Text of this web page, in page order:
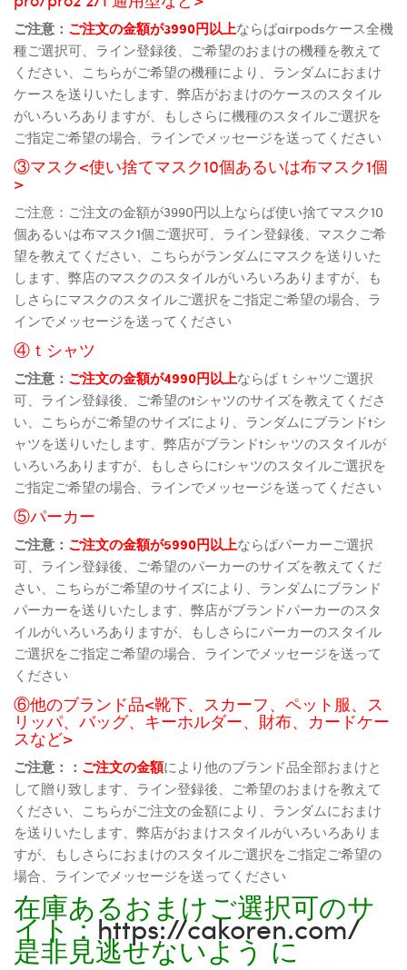
ご注意： ご注文の金額が3990円以上ならばairpodsケース全機
種ご選択可、ライン登録後、ご希望のおまけの機種を教えて
ください、こちらがご希望の機種により、ランダムにおまけ
ケースを送りいたします、弊店がおまけのケースのスタイル
がいろいろありますが、もしさらに機種のスタイルご選択を
ご指定ご希望の場合、ラインでメッセージを送ってください
③マスク<使い捨てマスク10個あるいは布マスク1個
>
ご注意：ご注文の金額が3990円以上ならば使い捨てマスク10
個あるいは布マスク1個ご選択可、ライン登録後、マスクご希
望を教えてください、こちらがランダムにマスクを送りいた
します、弊店のマスクのスタイルがいろいろありますが、も
しさらにマスクのスタイルご選択をご指定ご希望の場合、ラ
インでメッセージを送ってください
④ｔシャツ
ご注意： ご注文の金額が4990円以上ならばｔシャツご選択
可、ライン登録後、ご希望のtシャツのサイズを教えてくださ
い、こちらがご希望のサイズにより、ランダムにブランドtシ
ャツを送りいたします、弊店がブランドtシャツのスタイルが
いろいろありますが、もしさらにtシャツのスタイルご選択を
ご指定ご希望の場合、ラインでメッセージを送ってください
⑤パーカー
ご注意： ご注文の金額が5990円以上ならばパーカーご選択
可、ライン登録後、ご希望のパーカーのサイズを教えてくだ
さい、こちらがご希望のサイズにより、ランダムにブランド
パーカーを送りいたします、弊店がブランドパーカーのスタ
イルがいろいろありますが、もしさらにパーカーのスタイル
ご選択をご指定ご希望の場合、ラインでメッセージを送って
ください
⑥他のブランド品<靴下、スカーフ、ペット服、ス
リッパ、バッグ、キーホルダー、財布、カードケー
スなど>
ご注意：： ご注文の金額により他のブランド品全部おまけと
して贈り致します、ライン登録後、ご希望のおまけを教えて
ください、こちらがご注文の金額により、ランダムにおまけ
を送りいたします、弊店がおまけスタイルがいろいろありま
すが、もしさらにおまけのスタイルご選択をご指定ご希望の
場合、ラインでメッセージを送ってください
在庫あるおまけご選択可のサ
イト：https://cakoren.com/
是非見逃せないよう に